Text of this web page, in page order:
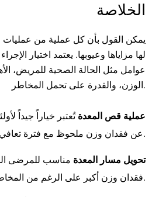
الخلاصة
يمكن القول بأن كل عملية من عمليات
لها مزاياها وعيوبها. يعتمد اختيار
عوامل مثل الحالة الصحية للمريض،
الوزن، والقدرة على تحمل المخاطر.
عملية قص المعدة تُعتبر خياراً جيداً
عن فقدان وزن ملحوظ مع فترة تعافي معقولة.
تحويل مسار المعدة مناسب للمرضى
فقدان وزن أكبر على الرغم من المخاطر الإضافية.